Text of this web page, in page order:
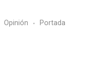
Opinión Portada